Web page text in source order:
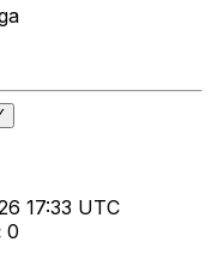
17:33 UTC
0